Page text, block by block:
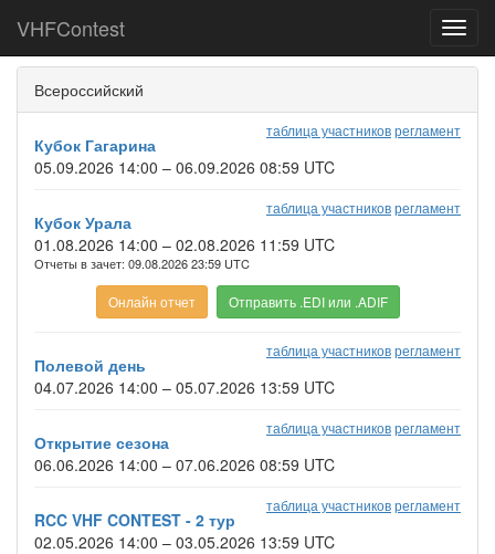
VHFContest
Всероссийский
таблица участниковрегламент
Кубок Гагарина
05.09.2026 14:00 – 06.09.2026 08:59 UTC
таблица участниковрегламент
Кубок Урала
01.08.2026 14:00 – 02.08.2026 11:59 UTC
Отчеты в зачет: 09.08.2026 23:59 UTC
Онлайн отчет Отправить .EDI или .ADIF
таблица участниковрегламент
Полевой день
04.07.2026 14:00 – 05.07.2026 13:59 UTC
таблица участниковрегламент
Открытие сезона
06.06.2026 14:00 – 07.06.2026 08:59 UTC
таблица участниковрегламент
RCC VHF CONTEST - 2 тур
02.05.2026 14:00 – 03.05.2026 13:59 UTC